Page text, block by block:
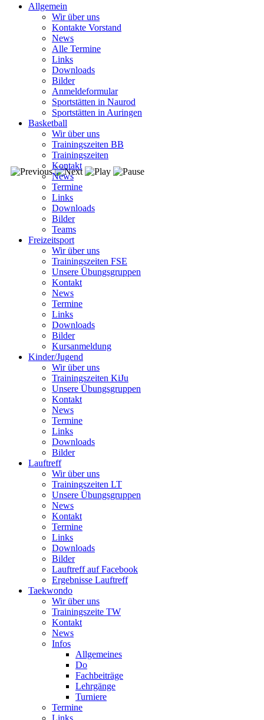
Allgemein
Wir über uns
Kontakte Vorstand
News
Alle Termine
Links
Downloads
Bilder
Anmeldeformular
Sportstätten in Naurod
Sportstätten in Auringen
Basketball
Wir über uns
Trainingszeiten BB
Trainingszeiten
Kontakt
News
Termine
Links
Downloads
Bilder
Teams
Freizeitsport
Wir über uns
Trainingszeiten FSE
Unsere Übungsgruppen
Kontakt
News
Termine
Links
Downloads
Bilder
Kursanmeldung
Kinder/Jugend
Wir über uns
Trainingszeiten KiJu
Unsere Übungsgruppen
Kontakt
News
Termine
Links
Downloads
Bilder
Lauftreff
Wir über uns
Trainingszeiten LT
Unsere Übungsgruppen
News
Kontakt
Termine
Links
Downloads
Bilder
Lauftreff auf Facebook
Ergebnisse Lauftreff
Taekwondo
Wir über uns
Trainingszeite TW
Kontakt
News
Infos
Allgemeines
Do
Fachbeiträge
Lehrgänge
Turniere
Termine
Links